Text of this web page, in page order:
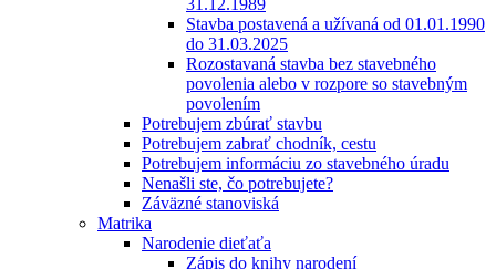
31.12.1989
Stavba postavená a užívaná od 01.01.1990
do 31.03.2025
Rozostavaná stavba bez stavebného
povolenia alebo v rozpore so stavebným
povolením
Potrebujem zbúrať stavbu
Potrebujem zabrať chodník, cestu
Potrebujem informáciu zo stavebného úradu
Nenašli ste, čo potrebujete?
Záväzné stanoviská
Matrika
Narodenie dieťaťa
Zápis do knihy narodení